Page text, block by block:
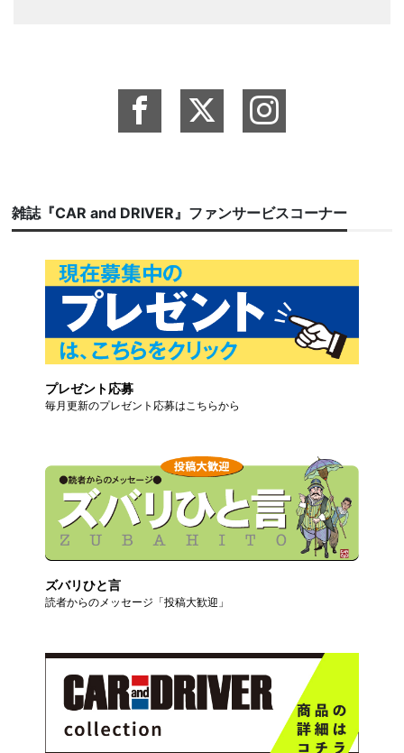
雑誌『CAR and DRIVER』ファンサービスコーナー
プレゼント応募
毎月更新のプレゼント応募はこちらから
ズバリひと言
読者からのメッセージ「投稿大歓迎」